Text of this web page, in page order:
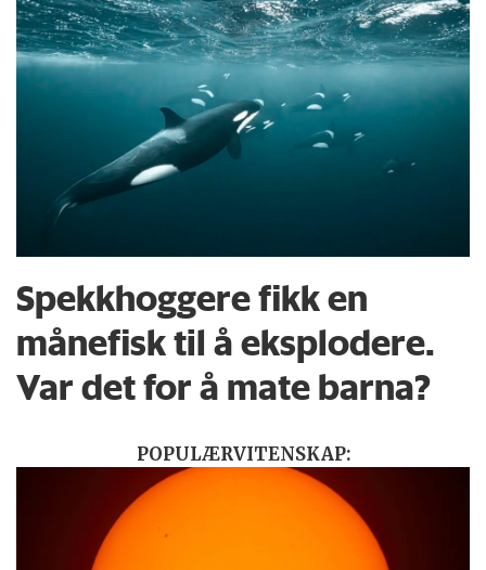
Spekkhoggere fikk en
månefisk til å eksplodere.
Var det for å mate barna?
POPULÆRVITENSKAP: